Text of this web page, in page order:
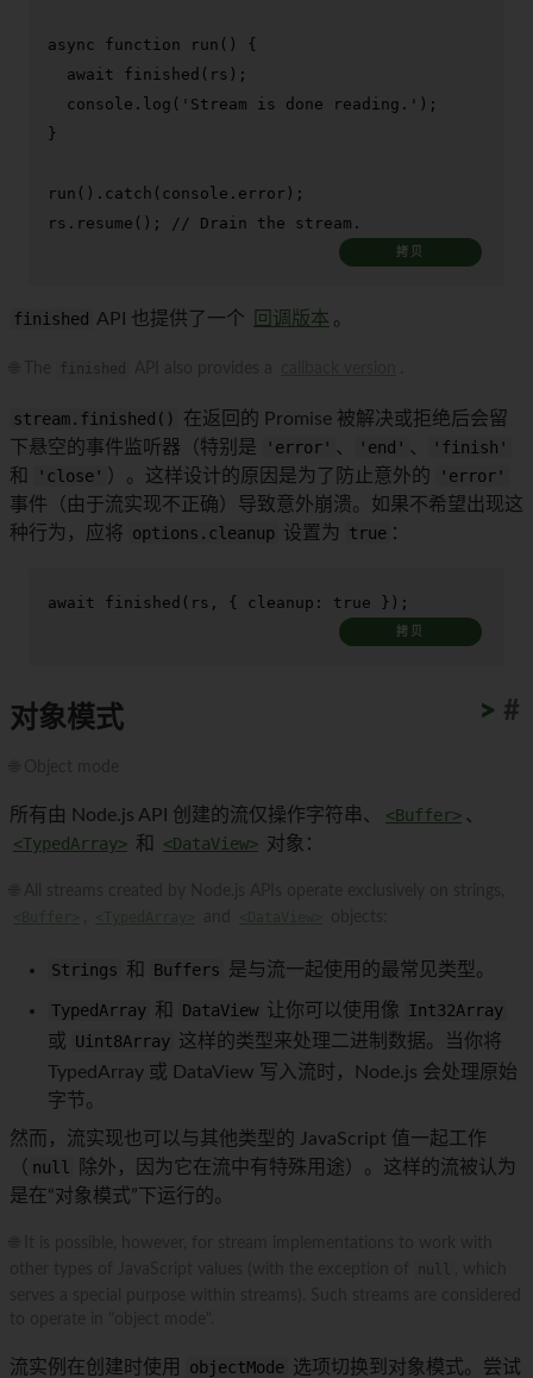
async function run ( ) {
await
finished (rs);
console . log ( 'Stream is done reading.' );
}
run (). catch ( console . error );
rs. resume (); // Drain the stream.
拷贝
finished API 也提供了一个 回调版本 。
stream.finished()
在返回的 Promise 被解决或拒绝后会留
下悬空的事件监听器（特别是
'error' 、 'end' 、
'finish'
和
'close' ）。这样设计的原因是为了防止意外的
'error'
事件（由于流实现不正确）导致意外崩溃。如果不希望出现这
种行为，应将 options.cleanup 设置为 true ：
await finished (rs, { cleanup : true });
拷贝
对象模式 #
>
>
>
>
>
>
>
>
>
>
所有由 Node.js API 创建的流仅操作字符串、 <Buffer> 、
<TypedArray> 和 <DataView> 对象：
Strings 和 Buffers 是与流一起使用的最常见类型。
TypedArray 和 DataView 让你可以使用像 Int32Array
或 Uint8Array 这样的类型来处理二进制数据。当你将
TypedArray 或 DataView 写入流时，Node.js 会处理原始
字节。
然而，流实现也可以与其他类型的 JavaScript 值一起工作
（ null
除外，因为它在流中有特殊用途）。这样的流被认为
是在“对象模式”下运行的。
流实例在创建时使用 objectMode 选项切换到对象模式。尝试